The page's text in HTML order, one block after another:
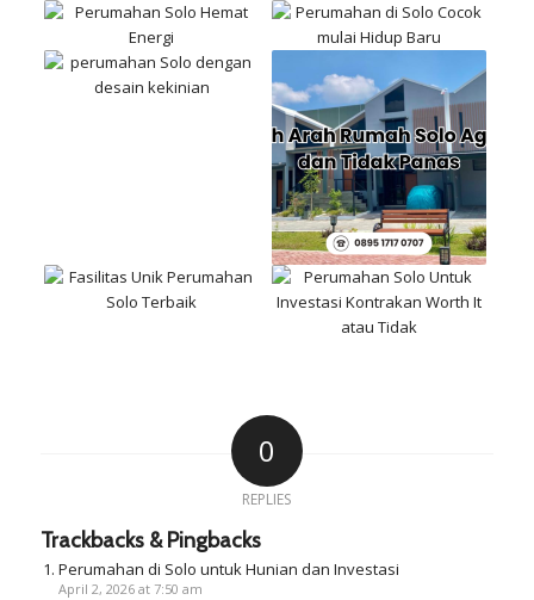
0
REPLIES
Trackbacks & Pingbacks
Perumahan di Solo untuk Hunian dan Investasi
April 2, 2026 at 7:50 am